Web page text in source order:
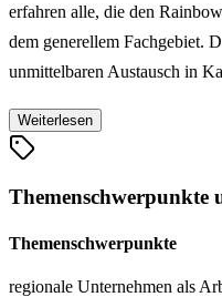
erfahren alle, die den
dem generellem Fachgebiet.
unmittelbaren Austausch in
Weiterlesen
Themenschwerpunkte
Themenschwerpunkte
regionale Unternehmen als